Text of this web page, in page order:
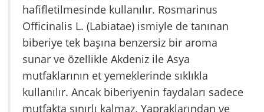
hafifletilmesinde kullanılır. Rosmarinus
Officinalis L. (Labiatae) ismiyle de tanınan
biberiye tek başına benzersiz bir aroma
sunar ve özellikle Akdeniz ile Asya
mutfaklarının et yemeklerinde sıklıkla
kullanılır. Ancak biberiyenin faydaları sadece
mutfakta sınırlı kalmaz. Yapraklarından ve